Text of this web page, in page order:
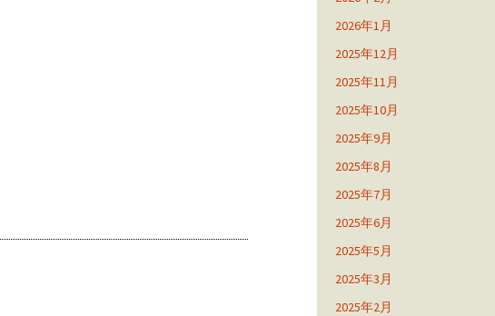
2026年1月
2025年12月
2025年11月
2025年10月
2025年9月
2025年8月
2025年7月
2025年6月
2025年5月
2025年3月
2025年2月